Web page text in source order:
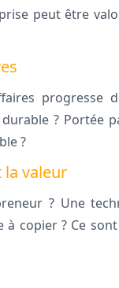
peut être
progresse
? Portée
?
la valeur
? Une
copier ? Ce